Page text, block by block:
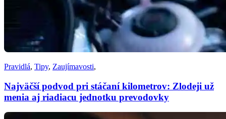
Pravidlá, Tipy, Zaujímavosti,
Najväčší podvod pri stáčaní kilometrov: Zlodeji už
menia aj riadiacu jednotku prevodovky